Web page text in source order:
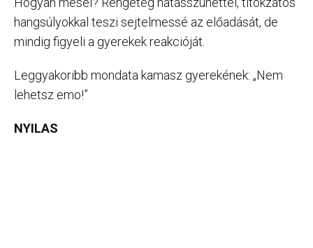
hangsúlyokkal teszi sejtelmessé az előadását, de
mindig figyeli a gyerekek reakcióját.
Leggyakoribb mondata kamasz gyerekének: „Nem
lehetsz emo!”
NYILAS